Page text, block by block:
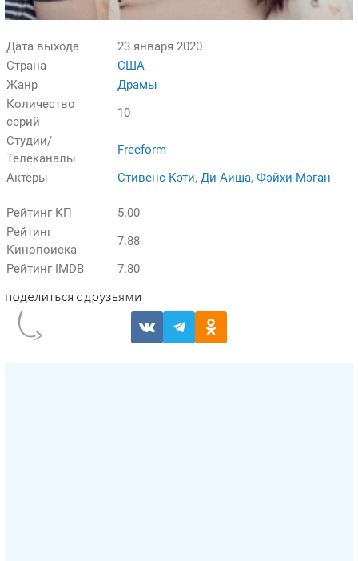
Дата выхода
23 января 2020
Страна
США
Жанр
Драмы
Количество
серий
10
Студии/
Телеканалы
Freeform
Актёры
Стивенс Кэти, Ди Аиша, Фэйхи Мэган
Рейтинг КП
5.00
Рейтинг
Кинопоиска
7.88
Рейтинг IMDB
7.80